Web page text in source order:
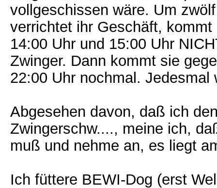
vollgeschissen wäre. Um
verrichtet ihr Geschäft,
14:00 Uhr und 15:00 Uhr
Zwinger. Dann kommt sie
22:00 Uhr nochmal. Jedesmal
Abgesehen davon, daß ich
Zwingerschw...., meine ich,
muß und nehme an, es liegt
Ich füttere BEWI-Dog (erst